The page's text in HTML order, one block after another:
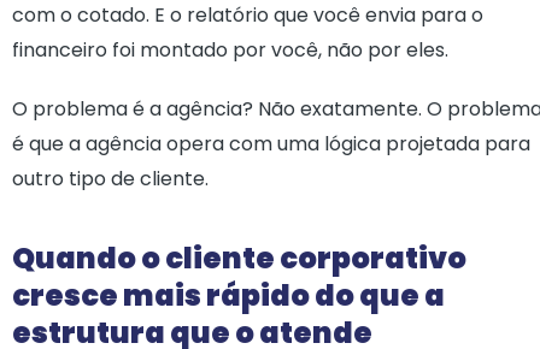
com o cotado. E o relatório que você envia para o
financeiro foi montado por você, não por eles.
O problema é a agência? Não exatamente. O
é que a agência opera com uma lógica projetada para
outro tipo de cliente.
Quando o cliente corporativo
cresce mais rápido do que a
estrutura que o atende